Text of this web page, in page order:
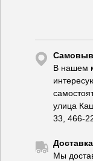
В нашем
улица
33, 466-
Мы